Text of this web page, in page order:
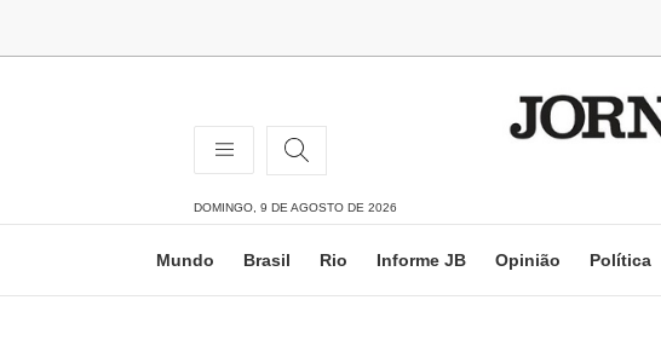
DOMINGO, 9 DE AGOSTO DE 2026
Mundo Brasil Rio Informe JB Opinião Política